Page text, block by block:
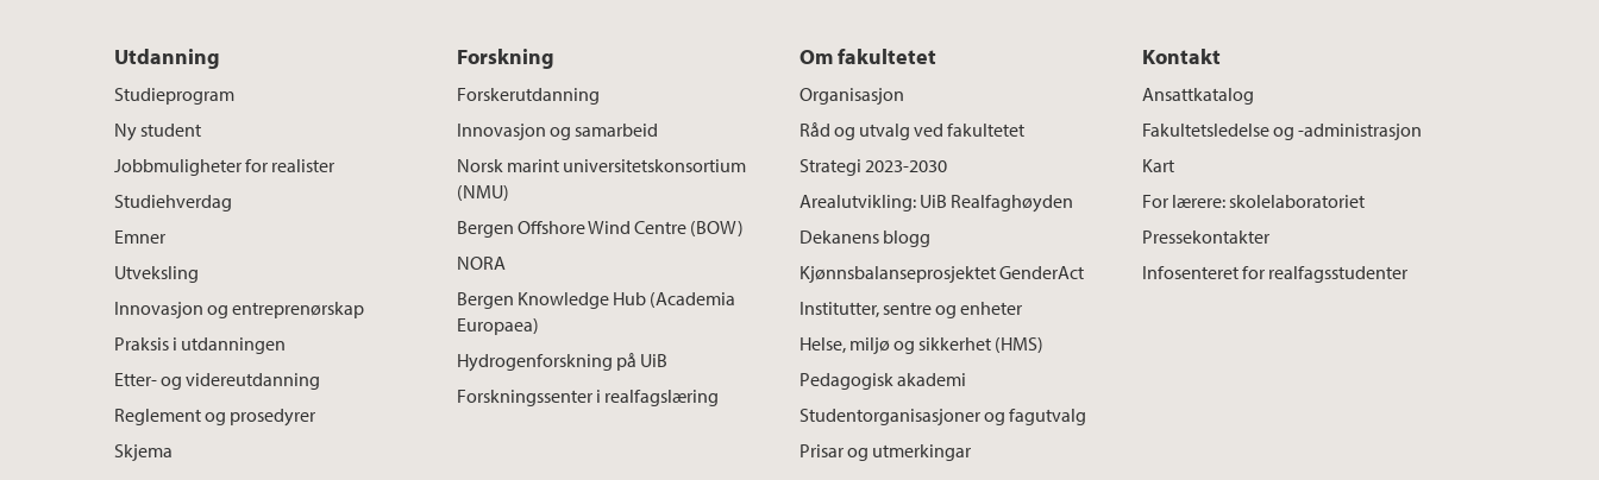
Utdanning
Studieprogram
Ny student
Jobbmuligheter for realister
Studiehverdag
Emner
Utveksling
Innovasjon og entreprenørskap
Praksis i utdanningen
Etter- og videreutdanning
Reglement og prosedyrer
Skjema
Forskning
Forskerutdanning
Innovasjon og samarbeid
Norsk marint universitetskonsortium
(NMU)
Bergen Offshore Wind Centre (BOW)
NORA
Bergen Knowledge Hub (Academia
Europaea)
Hydrogenforskning på UiB
Forskningssenter i realfagslæring
Om fakultetet
Organisasjon
Råd og utvalg ved fakultetet
Strategi 2023-2030
Arealutvikling: UiB Realfaghøyden
Dekanens blogg
Kjønnsbalanseprosjektet GenderAct
Institutter, sentre og enheter
Helse, miljø og sikkerhet (HMS)
Pedagogisk akademi
Studentorganisasjoner og fagutvalg
Prisar og utmerkingar
Kontakt
Ansattkatalog
Fakultetsledelse og -administrasjon
Kart
For lærere: skolelaboratoriet
Pressekontakter
Infosenteret for realfagsstudenter